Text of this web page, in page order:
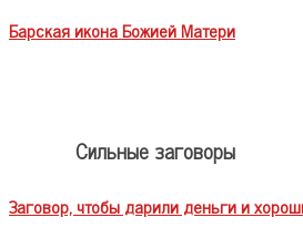
Барская икона Божией Матери
Сильные заговоры
Заговор, чтобы дарили деньги и